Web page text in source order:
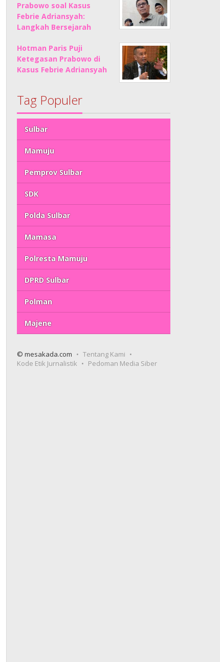
Prabowo soal Kasus
Febrie Adriansyah:
Langkah Bersejarah
Hotman Paris Puji
Ketegasan Prabowo di
Kasus Febrie Adriansyah
Tag Populer
Sulbar
Mamuju
Pemprov Sulbar
SDK
Polda Sulbar
Mamasa
Polresta Mamuju
DPRD Sulbar
Polman
Majene
© mesakada.com
Tentang Kami
Kode Etik Jurnalistik
Pedoman Media Siber